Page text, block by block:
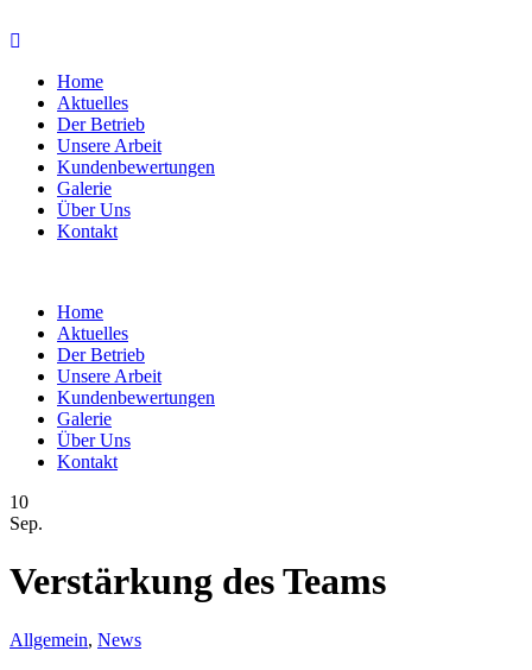
Home
Aktuelles
Der Betrieb
Unsere Arbeit
Kundenbewertungen
Galerie
Über Uns
Kontakt
Home
Aktuelles
Der Betrieb
Unsere Arbeit
Kundenbewertungen
Galerie
Über Uns
Kontakt
10
Sep.
Verstärkung des Teams
Allgemein, News